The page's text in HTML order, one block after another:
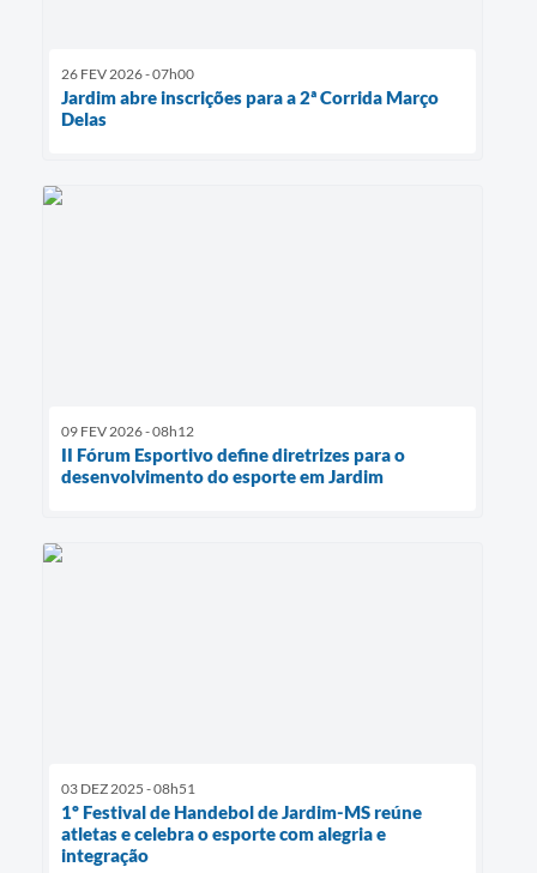
26 FEV 2026 - 07h00
Jardim abre inscrições para a 2ª Corrida Março
Delas
09 FEV 2026 - 08h12
II Fórum Esportivo define diretrizes para o
desenvolvimento do esporte em Jardim
03 DEZ 2025 - 08h51
1º Festival de Handebol de Jardim-MS reúne
atletas e celebra o esporte com alegria e
integração